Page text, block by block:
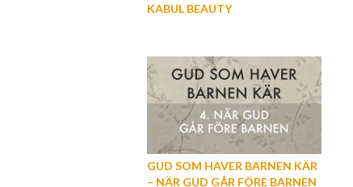
KABUL BEAUTY
GUD SOM HAVER BARNEN KÄR
– NÄR GUD GÅR FÖRE BARNEN